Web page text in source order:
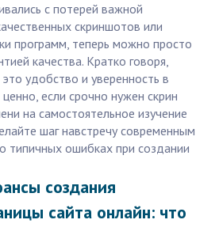
с потерей важной
скриншотов или
программ, теперь можно просто
качества. Кратко говоря,
удобство и уверенность в
если срочно нужен скрин
на самостоятельное изучение
шаг навстречу современным
типичных ошибках при создании
создания
сайта онлайн: что